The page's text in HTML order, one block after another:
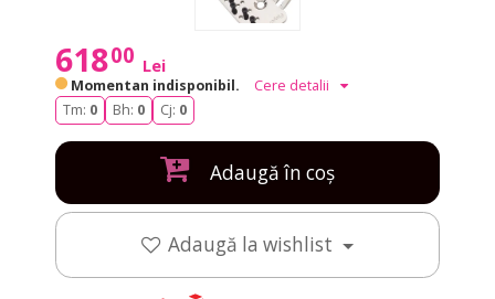
61800 Lei
Momentan indisponibil.
Cere detalii
Tm: 0 Bh: 0 Cj: 0
Adaugă în coș
Adaugă la wishlist